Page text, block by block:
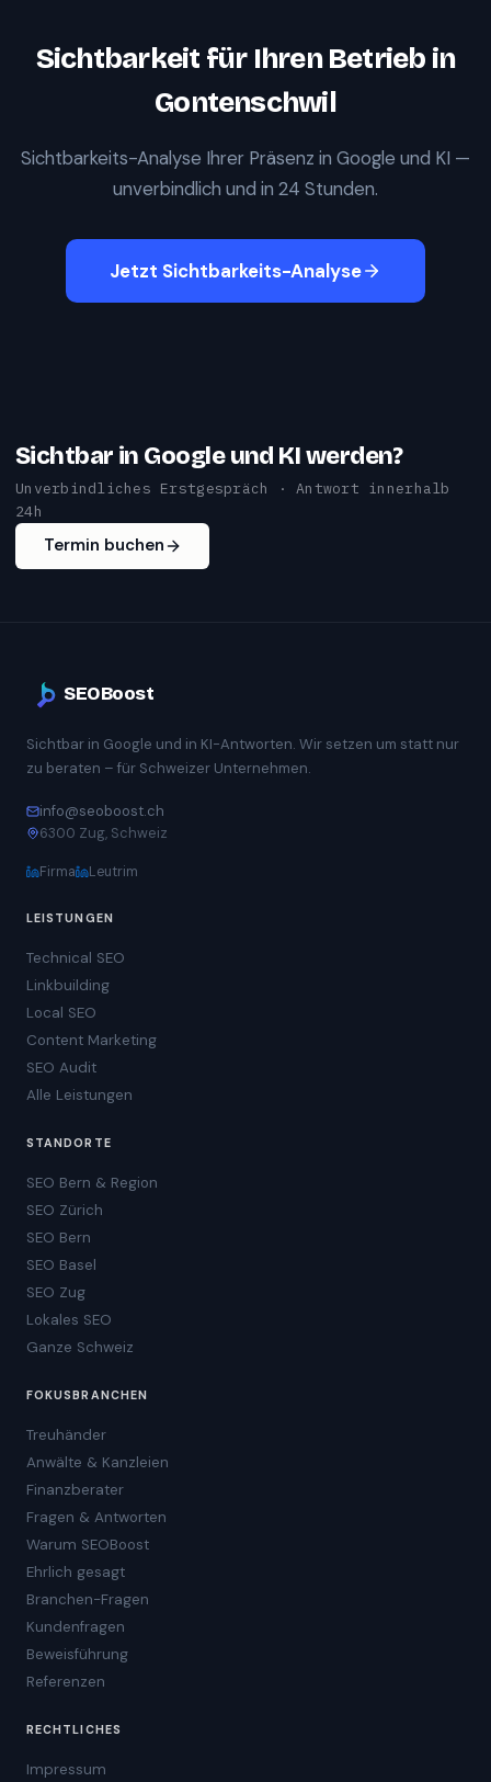
Sichtbarkeit für Ihren Betrieb in
Gontenschwil
Sichtbarkeits-Analyse Ihrer Präsenz in Google und KI —
unverbindlich und in 24 Stunden.
Jetzt Sichtbarkeits-Analyse
Sichtbar in Google und KI werden?
Unverbindliches Erstgespräch · Antwort innerhalb
24h
Termin buchen
SEOBoost
Sichtbar in Google und in KI-Antworten. Wir setzen um statt nur
zu beraten – für Schweizer Unternehmen.
info@seoboost.ch
6300 Zug, Schweiz
Firma Leutrim
LEISTUNGEN
Technical SEO
Linkbuilding
Local SEO
Content Marketing
SEO Audit
Alle Leistungen
STANDORTE
SEO Bern & Region
SEO Zürich
SEO Bern
SEO Basel
SEO Zug
Lokales SEO
Ganze Schweiz
FOKUSBRANCHEN
Treuhänder
Anwälte & Kanzleien
Finanzberater
Fragen & Antworten
Warum SEOBoost
Ehrlich gesagt
Branchen-Fragen
Kundenfragen
Beweisführung
Referenzen
RECHTLICHES
Impressum